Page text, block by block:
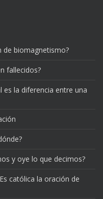
de biomagnetismo?
fallecidos?
es la diferencia entre una
y oye lo que decimos?
católica la oración de